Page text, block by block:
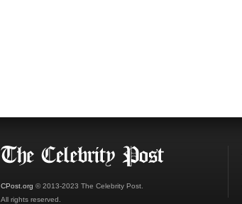
CPost.org © 2013-2023 The Celebrity Post.
All rights reserved.